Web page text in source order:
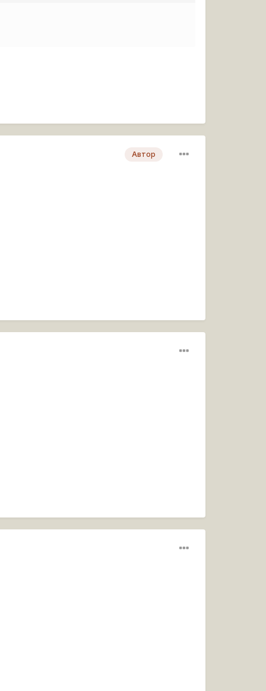
Автор